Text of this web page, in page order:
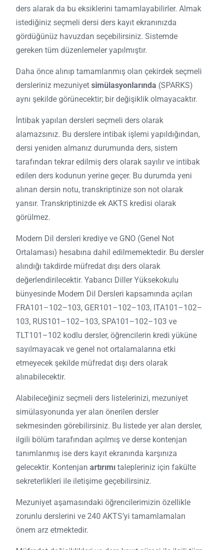
ders alarak da bu eksiklerini tamamlayabilirler. Almak
istediğiniz seçmeli dersi ders kayıt ekranınızda
gördüğünüz havuzdan seçebilirsiniz. Sistemde
gereken tüm düzenlemeler yapılmıştır.
Daha önce alınıp tamamlanmış olan çekirdek seçmeli
dersleriniz mezuniyet simülasyonlarında (SPARKS)
aynı şekilde görünecektir; bir değişiklik olmayacaktır.
İntibak yapılan dersleri seçmeli ders olarak
alamazsınız. Bu derslere intibak işlemi yapıldığından,
dersi yeniden almanız durumunda ders, sistem
tarafından tekrar edilmiş ders olarak sayılır ve intibak
edilen ders kodunun yerine geçer. Bu durumda yeni
alınan dersin notu, transkriptinize son not olarak
yansır. Transkriptinizde ek AKTS kredisi olarak
görülmez.
Modern Dil dersleri krediye ve GNO (Genel Not
Ortalaması) hesabına dahil edilmemektedir. Bu dersler
alındığı takdirde müfredat dışı ders olarak
değerlendirilecektir. Yabancı Diller Yüksekokulu
bünyesinde Modern Dil Dersleri kapsamında açılan
FRA101–102–103, GER101–102–103, ITA101–102–
103, RUS101–102–103, SPA101–102–103 ve
TLT101–102 kodlu dersler, öğrencilerin kredi yüküne
sayılmayacak ve genel not ortalamalarına etki
etmeyecek şekilde müfredat dışı ders olarak
alınabilecektir.
Alabileceğiniz seçmeli ders listelerinizi, mezuniyet
simülasyonunda yer alan önerilen dersler
sekmesinden görebilirsiniz. Bu listede yer alan dersler,
ilgili bölüm tarafından açılmış ve derse kontenjan
tanımlanmış ise ders kayıt ekranında karşınıza
gelecektir. Kontenjan artırımı talepleriniz için fakülte
sekreterlikleri ile iletişime geçebilirsiniz.
Mezuniyet aşamasındaki öğrencilerimizin özellikle
zorunlu derslerini ve 240 AKTS’yi tamamlamaları
önem arz etmektedir.